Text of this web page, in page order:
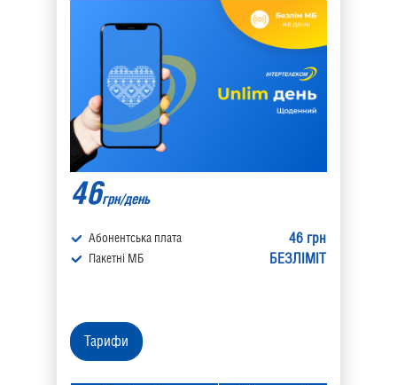
46грн/день
46 грн
Абонентська плата
БЕЗЛІМІТ
Пакетні МБ
Тарифи